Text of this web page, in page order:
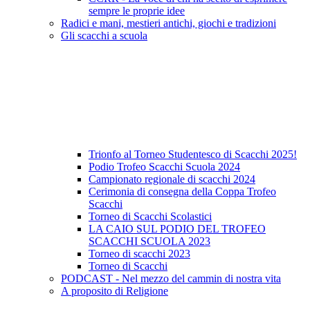
sempre le proprie idee
Radici e mani, mestieri antichi, giochi e tradizioni
Gli scacchi a scuola
Trionfo al Torneo Studentesco di Scacchi 2025!
Podio Trofeo Scacchi Scuola 2024
Campionato regionale di scacchi 2024
Cerimonia di consegna della Coppa Trofeo
Scacchi
Torneo di Scacchi Scolastici
LA CAIO SUL PODIO DEL TROFEO
SCACCHI SCUOLA 2023
Torneo di scacchi 2023
Torneo di Scacchi
PODCAST - Nel mezzo del cammin di nostra vita
A proposito di Religione